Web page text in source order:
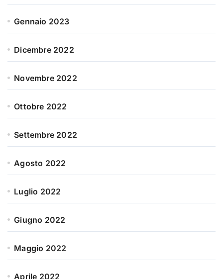
Gennaio 2023
Dicembre 2022
Novembre 2022
Ottobre 2022
Settembre 2022
Agosto 2022
Luglio 2022
Giugno 2022
Maggio 2022
Aprile 2022